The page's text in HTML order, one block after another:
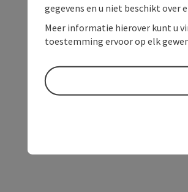
gegevens en u niet beschikt
Meer informatie hierover kunt u
toestemming ervoor op elk